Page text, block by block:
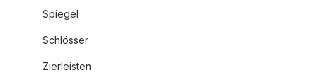
Spiegel
Schlösser
Zierleisten